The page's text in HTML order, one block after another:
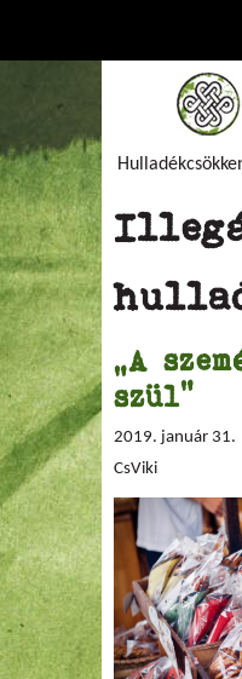
„A
szül”
2019. január 31.
CsViki